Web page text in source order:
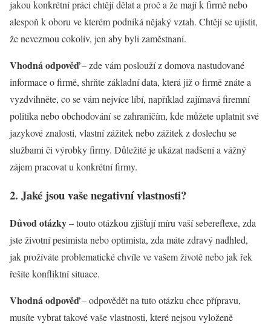
jakou konkrétní práci chtějí dělat a proč a že mají k firmě nebo
alespoň k oboru ve kterém podniká nějaký vztah. Chtějí se ujistit,
že nevezmou cokoliv, jen aby byli zaměstnaní.
Vhodná odpověď– zde vám poslouží z domova nastudované
informace o firmě, shrňte základní data, která již o firmě znáte a
vyzdvihněte, co se vám nejvíce líbí, například zajímavá firemní
politika nebo obchodování se zahraničím, kde můžete uplatnit své
jazykové znalosti, vlastní zážitek nebo zážitek z doslechu se
službami či výrobky firmy. Důležité je ukázat nadšení a vážný
zájem pracovat u konkrétní firmy.
2. Jaké jsou vaše negativní vlastnosti?
Důvod otázky– touto otázkou zjišťují míru vaší sebereflexe, zda
jste životní pesimista nebo optimista, zda máte zdravý nadhled,
jak prožíváte problematické chvíle ve vašem životě nebo jak řek
řešíte konfliktní situace.
Vhodná odpověď– odpovědět na tuto otázku chce přípravu,
musíte vybrat takové vaše vlastnosti, které nejsou vyloženě